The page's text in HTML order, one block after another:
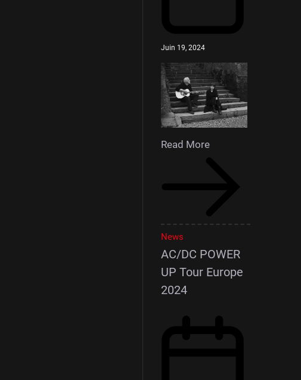
Juin 19, 2024
Read More
News
AC/DC POWER
UP Tour Europe
2024